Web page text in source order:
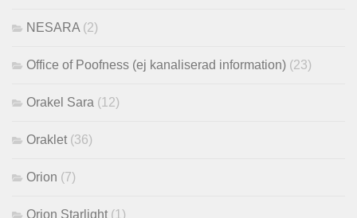
NESARA (2)
Office of Poofness (ej kanaliserad information) (23)
Orakel Sara (12)
Oraklet (36)
Orion (7)
Orion Starlight (1)